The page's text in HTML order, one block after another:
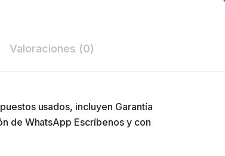
Valoraciones (0)
usados, incluyen Garantía
de WhatsApp Escríbenos y con